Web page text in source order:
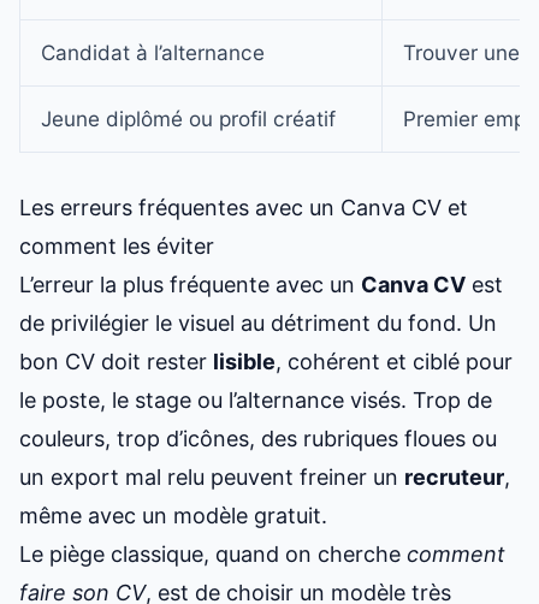
Candidat à l’alternance Trouver une
Jeune diplômé ou profil créatif Premier
Les erreurs fréquentes avec un Canva CV et
comment les éviter
L’erreur la plus fréquente avec un Canva CV est
de privilégier le visuel au détriment du fond. Un
bon CV doit rester lisible, cohérent et ciblé pour
le poste, le stage ou l’alternance visés. Trop de
couleurs, trop d’icônes, des rubriques floues ou
un export mal relu peuvent freiner un recruteur,
même avec un modèle gratuit.
Le piège classique, quand on cherche comment
faire son CV, est de choisir un modèle très